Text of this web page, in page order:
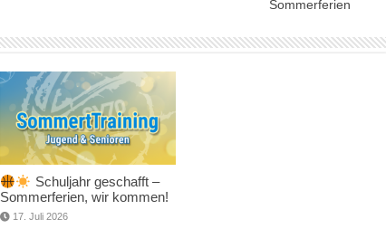
Sommerferien
Schuljahr geschafft –
Sommerferien, wir kommen!
17. Juli 2026